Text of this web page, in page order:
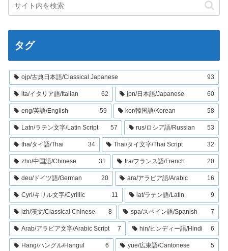
タグ
ojp/古典日本語/Classical Japanese 93
ita/イタリア語/Italian 62 jpn/日本語/Japanese 60
eng/英語/English 59 kor/韓国語/Korean 58
Latn/ラテン文字/Latin Script 57 rus/ロシア語/Russian 53
tha/タイ語/Thai 34 Thai/タイ文字/Thai Script 32
zho/中国語/Chinese 31 fra/フランス語/French 20
deu/ドイツ語/German 20 ara/アラビア語/Arabic 16
Cyrl/キリル文字/Cyrillic 11 lat/ラテン語/Latin 9
lzh/漢文/Classical Chinese 8 spa/スペイン語/Spanish 7
Arab/アラビア文字/Arabic Script 7 hin/ヒンディー語/Hindi 6
Hang/ハングル/Hangul 6 yue/広東語/Cantonese 5